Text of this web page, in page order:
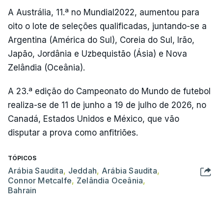
A Austrália, 11.ª no Mundial2022, aumentou para
oito o lote de seleções qualificadas, juntando-se a
Argentina (América do Sul), Coreia do Sul, Irão,
Japão, Jordânia e Uzbequistão (Ásia) e Nova
Zelândia (Oceânia).
A 23.ª edição do Campeonato do Mundo de futebol
realiza-se de 11 de junho a 19 de julho de 2026, no
Canadá, Estados Unidos e México, que vão
disputar a prova como anfitriões.
TÓPICOS
Arábia Saudita, Jeddah, Arábia Saudita,
Connor Metcalfe, Zelândia Oceânia,
Bahrain